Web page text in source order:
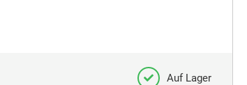
Auf Lager